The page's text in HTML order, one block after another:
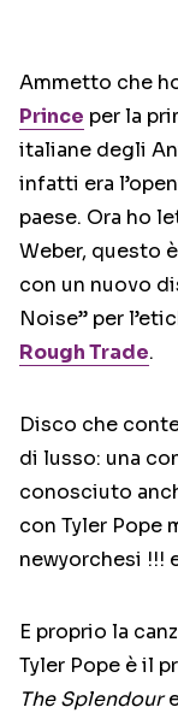
Ammetto che
Prince per la
italiane degli
infatti era
paese. Ora ho
Weber, questo
con un nuovo
Noise” per
Rough Trade.
Disco che
di lusso: una
conosciuto
con Tyler Pope
newyorchesi !!!
E proprio la
Tyler Pope è il
The Splendour